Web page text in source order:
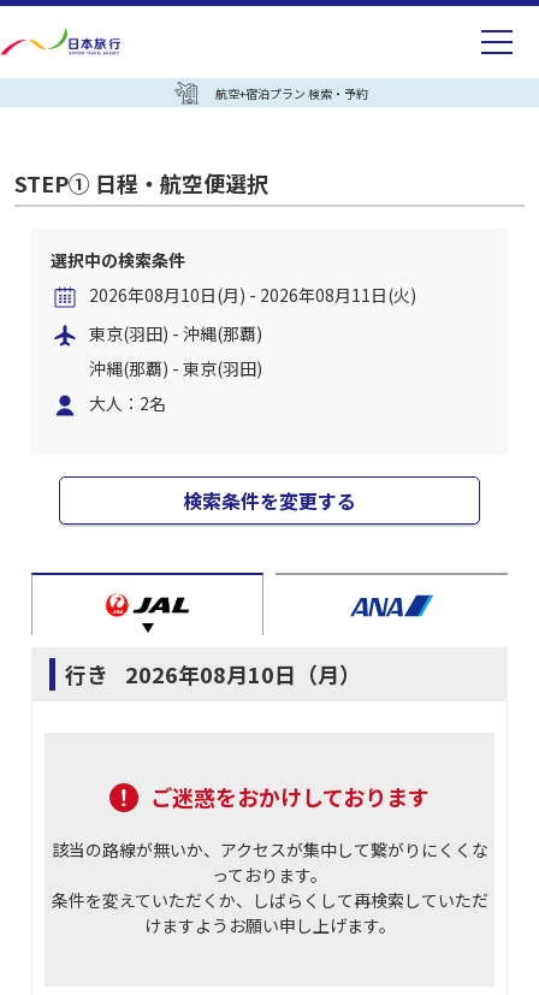
航空+宿泊プラン 検索・予約
STEP① 日程・航空便選択
選択中の検索条件
2026年08月10日(月) - 2026年08月11日(火)
東京(羽田) - 沖縄(那覇)
沖縄(那覇) - 東京(羽田)
大人：2名
検索条件を変更する
行き 2026年08月10日（月）
ご迷惑をおかけしております
該当の路線が無いか、アクセスが集中して繋がりにくくな
っております。
条件を変えていただくか、しばらくして再検索していただ
けますようお願い申し上げます。